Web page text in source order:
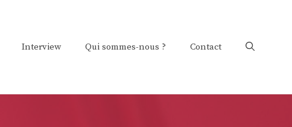
Interview Qui sommes-nous ? Contact